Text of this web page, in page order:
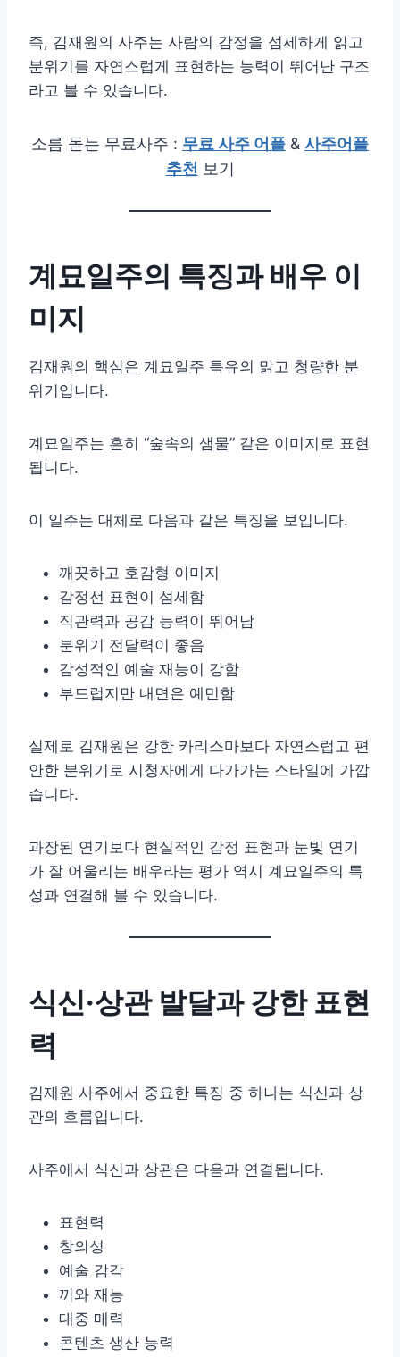
즉, 김재원의 사주는 사람의 감정을 섬세하게 읽고
분위기를 자연스럽게 표현하는 능력이 뛰어난 구조
라고 볼 수 있습니다.
소름 돋는 무료사주 : 무료 사주 어플 & 사주어플
추천 보기
계묘일주의 특징과 배우 이
미지
김재원의 핵심은 계묘일주 특유의 맑고 청량한 분
위기입니다.
계묘일주는 흔히 “숲속의 샘물” 같은 이미지로 표현
됩니다.
이 일주는 대체로 다음과 같은 특징을 보입니다.
깨끗하고 호감형 이미지
감정선 표현이 섬세함
직관력과 공감 능력이 뛰어남
분위기 전달력이 좋음
감성적인 예술 재능이 강함
부드럽지만 내면은 예민함
실제로 김재원은 강한 카리스마보다 자연스럽고 편
안한 분위기로 시청자에게 다가가는 스타일에 가깝
습니다.
과장된 연기보다 현실적인 감정 표현과 눈빛 연기
가 잘 어울리는 배우라는 평가 역시 계묘일주의 특
성과 연결해 볼 수 있습니다.
식신·상관 발달과 강한 표현
력
김재원 사주에서 중요한 특징 중 하나는 식신과 상
관의 흐름입니다.
사주에서 식신과 상관은 다음과 연결됩니다.
표현력
창의성
예술 감각
끼와 재능
대중 매력
콘텐츠 생산 능력